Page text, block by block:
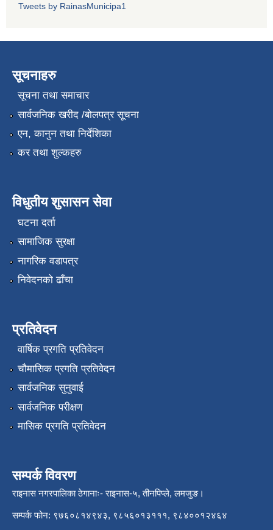
Tweets by RainasMunicipa1
सूचनाहरु
सूचना तथा समाचार
सार्वजनिक खरीद /बोलपत्र सूचना
एन, कानुन तथा निर्देशिका
कर तथा शुल्कहरु
विधुतीय शुसासन सेवा
घटना दर्ता
सामाजिक सुरक्षा
नागरिक वडापत्र
निवेदनको ढाँचा
प्रतिवेदन
वार्षिक प्रगति प्रतिवेदन
चौमासिक प्रगति प्रतिवेदन
सार्वजनिक सुनुवाई
सार्वजनिक परीक्षण
मासिक प्रगति प्रतिवेदन
सम्पर्क विवरण
राइनास नगरपालिका ठेगानाः- राइनास-५, तीनपिप्ले, लमजुङ।
सम्पर्क फोन: ९७६०८१४९४३, ९८५६०१३१११, ९८४००१२४६४